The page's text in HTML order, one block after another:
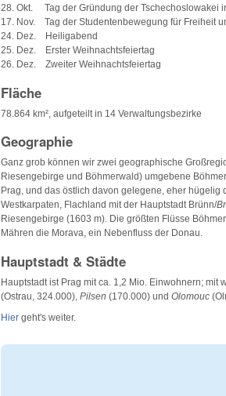
28. Okt. Tag der Gründung der Tschechoslowakei
17. Nov. Tag der Studentenbewegung für Freiheit
24. Dez. Heiligabend
25. Dez. Erster Weihnachtsfeiertag
26. Dez. Zweiter Weihnachtsfeiertag
Fläche
78.864 km², aufgeteilt in 14 Verwaltungsbezirke
Geographie
Ganz grob können wir zwei geographische
Riesengebirge und Böhmerwald) umgebene
Prag, und das östlich davon gelegene, eher hügelig
Westkarpaten, Flachland mit der Hauptstadt Brünn/
Riesengebirge (1603 m). Die größten Flüsse
Mähren die Morava, ein Nebenfluss der Donau.
Hauptstadt & Städte
Hauptstadt ist Prag mit ca. 1,2 Mio. Einwohnern; mit
(Ostrau, 324.000), Pilsen (170.000) und Olomouc
Hier geht's weiter.